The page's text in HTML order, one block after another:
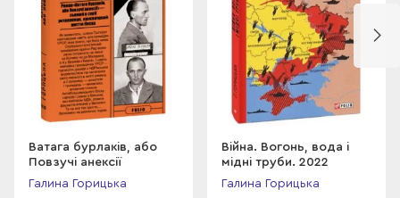
про божевільне кохання, не про психопатію та навіть не про
дружбу. Він — про жіночу дружбу, котру шукає кожна
дівчина, а знаходять — одиниці.
Ватага бурлаків, або
Повзучі анексії
Галина Горицька
Війна. Вогонь, вода і
мідні труби. 2022
Галина Горицька